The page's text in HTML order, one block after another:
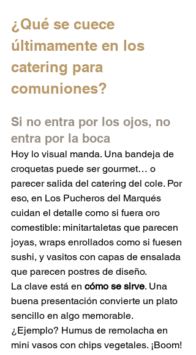
¿Qué se cuece
últimamente en los
catering para
comuniones?
Si no entra por los ojos, no
entra por la boca
Hoy lo visual manda. Una bandeja de
croquetas puede ser gourmet… o
parecer salida del catering del cole. Por
eso, en Los Pucheros del Marqués
cuidan el detalle como si fuera oro
comestible: minitartaletas que parecen
joyas, wraps enrollados como si fuesen
sushi, y vasitos con capas de ensalada
que parecen postres de diseño.
La clave está en cómo se sirve. Una
buena presentación convierte un plato
sencillo en algo memorable.
¿Ejemplo? Humus de remolacha en
mini vasos con chips vegetales. ¡Boom!